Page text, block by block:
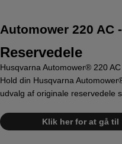
Automower 220 AC
Reservedele
Husqvarna Automower® 220 AC
Hold din Husqvarna
udvalg af originale reservedele
Klik her for at gå til